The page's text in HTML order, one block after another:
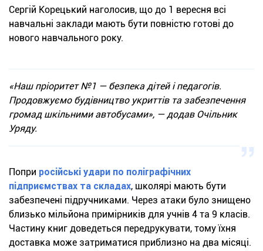
Сергій Корецький наголосив, що до 1 вересня всі
навчальні заклади мають бути повністю готові до
нового навчального року.
«Наш пріоритет №1 — безпека дітей і педагогів.
Продовжуємо будівництво укриттів та забезпечення
громад шкільними автобусами», — додав Очільник
Уряду.
Попри російські удари по поліграфічних
підприємствах та складах, школярі мають бути
забезпечені підручниками. Через атаки було знищено
близько мільйона примірників для учнів 4 та 9 класів.
Частину книг доведеться передрукувати, тому їхня
доставка може затриматися приблизно на два місяці.